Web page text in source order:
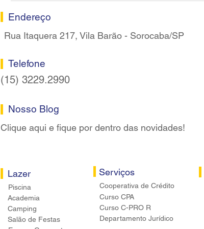
Endereço
Rua Itaquera 217, Vila Barão - Sorocaba/SP
Telefone
(15) 3229.2990
Nosso Blog
Clique aqui e fique por dentro das novidades!
Lazer
Piscina
Academia
Camping
Salão de Festas
Serviços
Cooperativa de Crédito
Curso CPA
Curso C-PRO R
Departamento Jurídico